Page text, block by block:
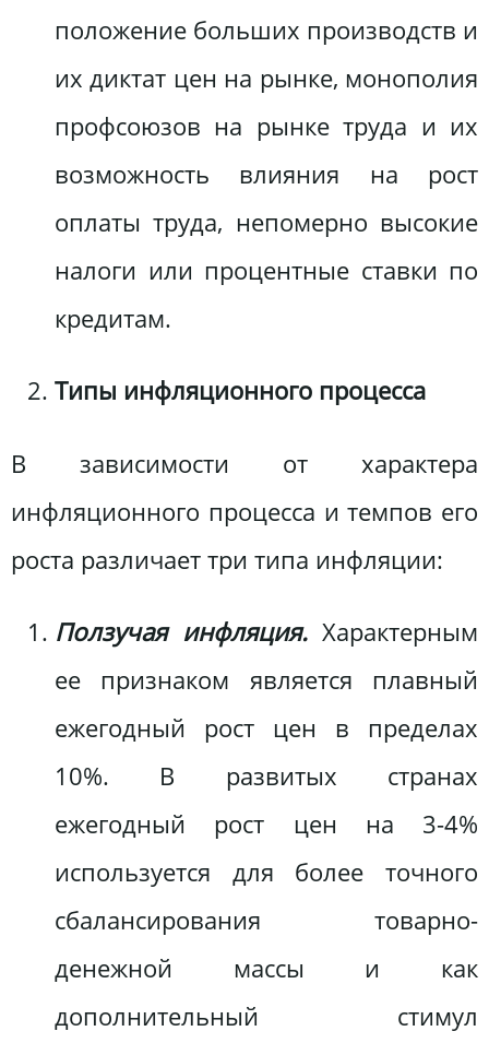
положение больших производств и
их диктат цен на рынке, монополия
профсоюзов на рынке труда и их
возможность влияния на рост
оплаты труда, непомерно высокие
налоги или процентные ставки по
кредитам.
Типы инфляционного процесса
В зависимости от характера
инфляционного процесса и темпов его
роста различает три типа инфляции:
Ползучая инфляция. Характерным
ее признаком является плавный
ежегодный рост цен в пределах
10%. В развитых странах
ежегодный рост цен на 3-4%
используется для более точного
сбалансирования товарно-
денежной массы и как
дополнительный стимул